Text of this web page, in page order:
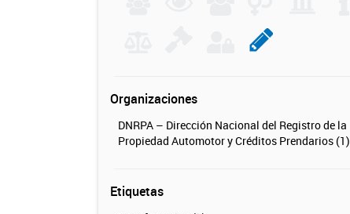
Organizaciones
DNRPA – Dirección Nacional del Registro de la
Propiedad Automotor y Créditos Prendarios (1)
Etiquetas